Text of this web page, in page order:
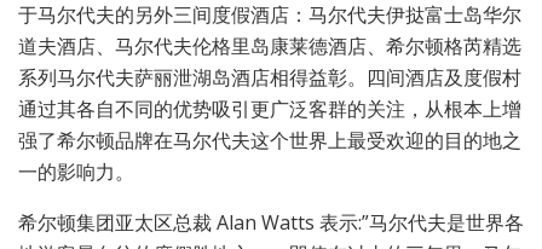
于马尔代夫的另外三间度假酒店：马尔代夫伊挞富士岛华尔
道夫酒店、马尔代夫伦格里岛康莱德酒店、希尔顿格芮精选
系列马尔代夫萨丽泄湖岛酒店相得益彰。四间酒店及度假村
通过其各自不同的优势吸引更广泛客群的关注，从根本上增
强了希尔顿品牌在马尔代夫这个世界上最受欢迎的目的地之
一的影响力。
希尔顿集团亚太区总裁 Alan Watts 表示:”马尔代夫是世界各